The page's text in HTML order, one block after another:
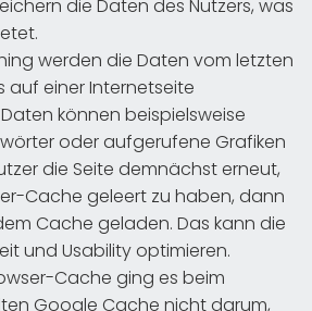
die Daten des Nutzers, was
werden die Daten vom letzten
auf einer Internetseite
können beispielsweise
oder aufgerufene Grafiken
die Seite demnächst erneut,
Cache geleert zu haben, dann
Cache geladen. Das kann die
und Usability optimieren.
Cache ging es beim
Google Cache nicht darum,